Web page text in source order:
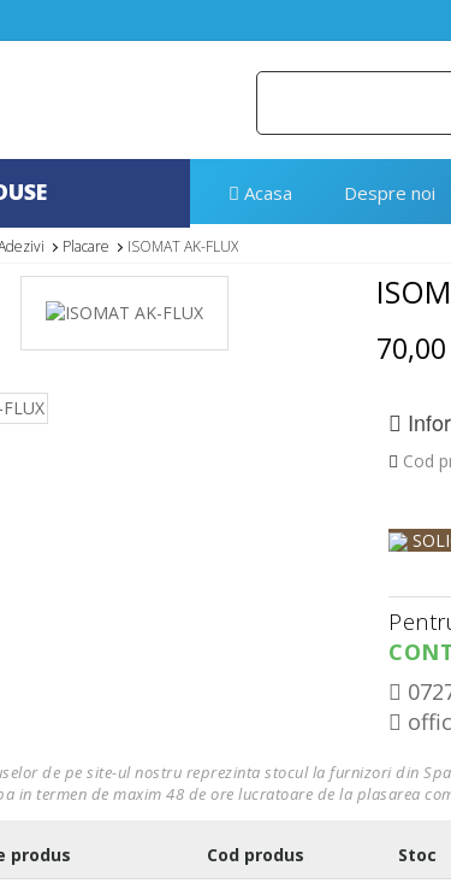
Acasa Despre noi
Placare ISOMAT AK-FLUX
Cod
de pe site-ul nostru reprezinta stocul la furnizori din
in termen de maxim 48 de ore lucratoare de la plasarea
produs Cod produs Stoc